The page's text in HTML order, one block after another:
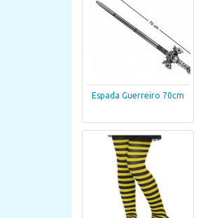
Espada Guerreiro 70cm